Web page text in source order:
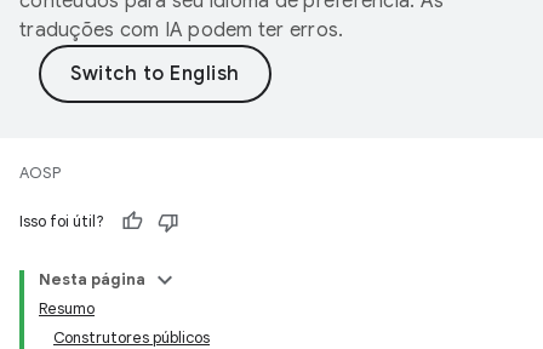
traduções com IA podem ter erros.
AOSP
Isso foi útil?
Nesta página
Resumo
Construtores públicos